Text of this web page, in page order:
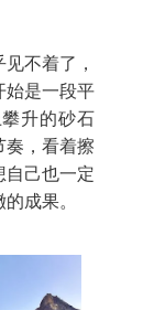
不着了，
始是一段平
升的砂石
奏，看着擦
自己也一定
成果。